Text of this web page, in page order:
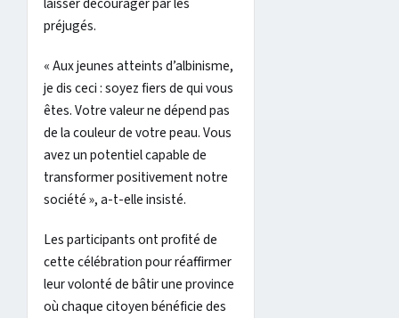
préjugés.
« Aux jeunes atteints d’albinisme,
je dis ceci : soyez fiers de qui vous
êtes. Votre valeur ne dépend pas
de la couleur de votre peau. Vous
avez un potentiel capable de
transformer positivement notre
société », a-t-elle insisté.
Les participants ont profité de
cette célébration pour réaffirmer
leur volonté de bâtir une province
où chaque citoyen bénéficie des